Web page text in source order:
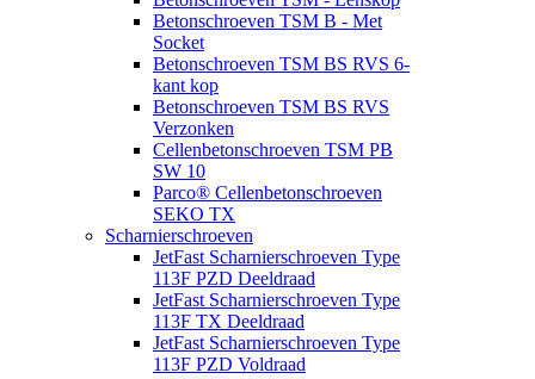
Betonschroeven TSM B - Met
Socket
Betonschroeven TSM BS RVS 6-
kant kop
Betonschroeven TSM BS RVS
Verzonken
Cellenbetonschroeven TSM PB
SW 10
Parco® Cellenbetonschroeven
SEKO TX
Scharnierschroeven
JetFast Scharnierschroeven Type
113F PZD Deeldraad
JetFast Scharnierschroeven Type
113F TX Deeldraad
JetFast Scharnierschroeven Type
113F PZD Voldraad